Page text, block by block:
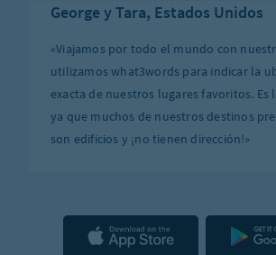
George y Tara, Estados Unidos
«Viajamos por todo el mundo con
utilizamos what3words para indicar la
exacta de nuestros lugares favoritos. Es
ya que muchos de nuestros destinos
son edificios y ¡no tienen dirección!»